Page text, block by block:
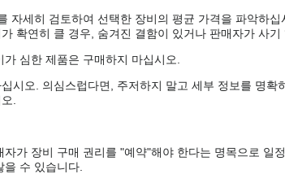
자세히 검토하여 선택한 장비의 평균 가격을 파악하
확연히 클 경우, 숨겨진 결함이 있거나 판매자가 사
심한 제품은 구매하지 마십시오.
시오. 의심스럽다면, 주저하지 말고 세부 정보를 명
.
가 장비 구매 권리를 "예약"해야 한다는 명목으로 일
수 있습니다.